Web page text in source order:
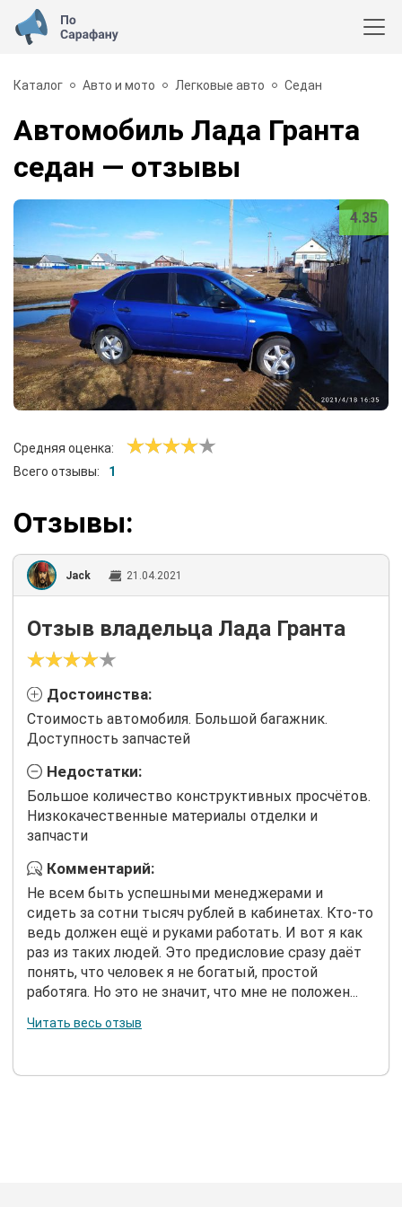
Каталог Авто и мото Легковые авто Седан
Автомобиль Лада Гранта
седан — отзывы
4.35
Средняя оценка:
Всего отзывы:
1
Отзывы:
Jack 21.04.2021
Отзыв владельца Лада Гранта
Достоинства:
Стоимость автомобиля. Большой багажник.
Доступность запчастей
Недостатки:
Большое количество конструктивных просчётов.
Низкокачественные материалы отделки и
запчасти
Комментарий:
Не всем быть успешными менеджерами и
сидеть за сотни тысяч рублей в кабинетах. Кто-то
ведь должен ещё и руками работать. И вот я как
раз из таких людей. Это предисловие сразу даёт
понять, что человек я не богатый, простой
работяга. Но это не значит, что мне не положен...
Читать весь отзыв